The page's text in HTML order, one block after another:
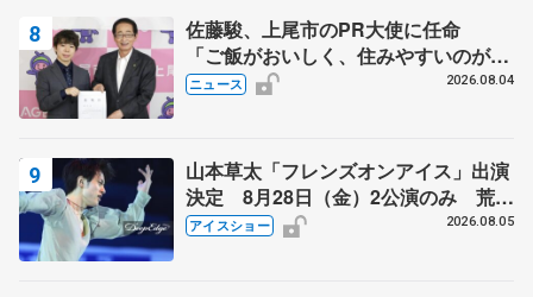
佐藤駿、上尾市のPR大使に任命
「ご飯がおいしく、住みやすいのが魅
力」
ニュース 2026.08.04
山本草太「フレンズオンアイス」出演
決定 8月28日（金）2公演のみ 荒川
静香さんプロデュース、20周年のアイ
アイスショー 2026.08.05